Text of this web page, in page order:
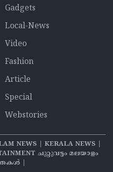
Gadgets
Local-News
Video
Fashion
Article
Special
Webstories
NEWS | KERALA NEWS |
ചുറ്റുവട്ടം മലയാളം
|